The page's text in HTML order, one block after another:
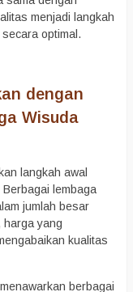
menjadi langkah
optimal.
dengan
Wisuda
langkah awal
lembaga
jumlah besar
harga yang
kualitas
berbagai